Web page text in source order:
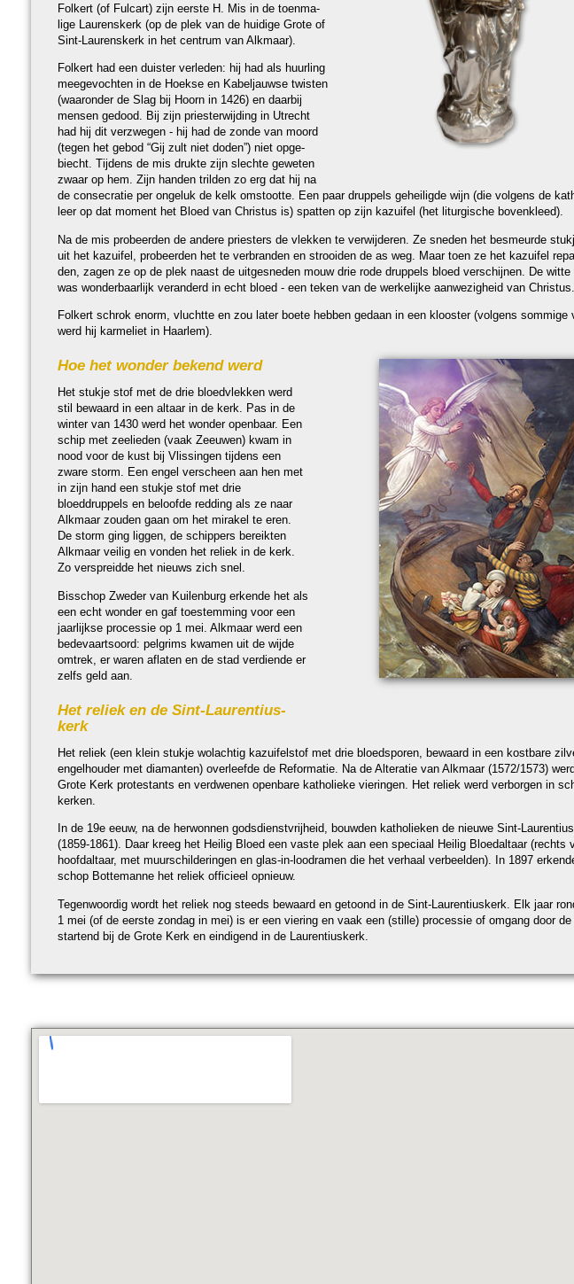
Folkert (of Fulcart) zijn eerste H. Mis in de toen­ma­
lige Laurens­kerk (op de plek van de hui­dige Grote of
Sint-Laurens­kerk in het centrum van Alkmaar).
Folkert had een duister verle­den: hij had als huurling
meegevochten in de Hoekse en Kabeljauwse twisten
(waar­on­der de Slag bij Hoorn in 1426) en daarbij
mensen gedood. Bij zijn pries­ter­wij­ding in Utrecht
had hij dit verzwegen - hij had de zonde van moord
(tegen het gebod “Gij zult niet doden”) niet opge­
biecht. Tijdens de mis drukte zijn slechte geweten
zwaar op hem. Zijn han­den tril­den zo erg dat hij na
de consecratie per ongeluk de kelk omstootte. Een paar druppels geheiligde wijn (die volgens de
leer op dat moment het Bloed van Christus is) spatten op zijn kazuifel (het litur­gische bovenkleed).
Na de mis probeer­den de andere pries­ters de vlekken te verwij­de­ren. Ze sne­den het besmeurde
uit het kazuifel, probeer­den het te verbran­den en strooi­den de as weg. Maar toen ze het kazuifel
den, zagen ze op de plek naast de uitgesne­den mouw drie rode druppels bloed ver­schij­nen. De witte
was won­der­baar­lijk veran­derd in echt bloed - een teken van de wer­ke­lijke aanwe­zig­heid van Christus.
Folkert schrok enorm, vluchtte en zou later boete hebben gedaan in een klooster (volgens som­mi­ge
werd hij karmeliet in Haar­lem).
Hoe het won­der bekend werd
Het stukje stof met de drie bloedvlekken werd
stil bewaard in een altaar in de kerk. Pas in de
winter van 1430 werd het won­der open­baar. Een
schip met zeelie­den (vaak Zeeuwen) kwam in
nood voor de kust bij Vlis­singen tij­dens een
zware storm. Een engel verscheen aan hen met
in zijn hand een stukje stof met drie
bloeddruppels en beloofde red­ding als ze naar
Alkmaar zou­den gaan om het mirakel te eren.
De storm ging liggen, de schippers bereikten
Alkmaar veilig en von­den het reliek in de kerk.
Zo verspreidde het nieuws zich snel.
Bis­schop Zweder van Kuilen­burg erkende het als
een echt won­der en gaf toestem­ming voor een
jaar­lijkse pro­ces­sie op 1 mei. Alkmaar werd een
bede­vaarts­oord: pelgrims kwamen uit de wijde
omtrek, er waren aflaten en de stad ver­diende er
zelfs geld aan.
Het reliek en de Sint-Lau­ren­tius­
kerk
Het reliek (een klein stukje wolach­tig kazuifelstof met drie bloedsporen, bewaard in een kost­ba­re
engelhou­der met diamanten) overleefde de Re­for­ma­tie. Na de Alteratie van Alkmaar (1572/1573)
Grote Kerk pro­tes­tants en verdwenen open­ba­re katho­lieke vie­rin­gen. Het reliek werd verborgen in
kerken.
In de 19e eeuw, na de herwonnen gods­dienst­vrij­heid, bouw­den katho­lieken de nieuwe Sint-
(1859-1861). Daar kreeg het Heilig Bloed een vaste plek aan een speciaal Heilig Bloedaltaar (rechts
hoofdaltaar, met muur­schil­deringen en glas-in-loodramen die het verhaal ver­beel­den). In 1897
schop Bottemanne het reliek offi­cieel opnieuw.
Te­gen­woor­dig wordt het reliek nog steeds bewaard en getoond in de Sint-Lau­ren­tius­kerk. Elk jaar
1 mei (of de eerste zon­dag in mei) is er een vie­ring en vaak een (stille) pro­ces­sie of omgang door de
startend bij de Grote Kerk en ein­digend in de Lau­ren­tius­kerk.